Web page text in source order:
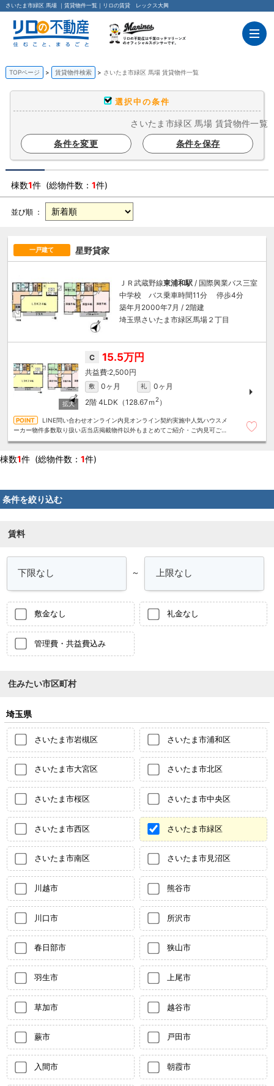
さいたま市緑区 馬場 ｜賃貸物件一覧｜リロの賃貸 レックス大興
TOPページ 賃貸物件検索 さいたま市緑区 馬場 賃貸物件一覧
選択中の条件
さいたま市緑区 馬場 賃貸物件一覧
条件を変更
条件を保存
棟数1件 (総物件数： 1件)
並び順 ：
一戸建て 星野貸家
ＪＲ武蔵野線東浦和駅 / 国際興業バス三室
中学校 バス乗車時間11分 停歩4分
築年月2000年7月 / 2階建
埼玉県さいたま市緑区馬場２丁目
C 15.5万円
2,500円
敷 0ヶ月 礼
0ヶ月
2階 4LDK（128.67ｍ 2）
LINE問い合わせオンライン内見オンライン契約実施中人気ハウスメ
ーカー物件多数取り扱い店当店掲載物件以外もまとめてご紹介・ご内見可ご予
棟数1件 (総物件数： 1件)
条件を絞り込む
賃料
～
敷金なし 礼金なし
管理費・共益費込み
住みたい市区町村
埼玉県
さいたま市岩槻区 さいたま市浦和区
さいたま市大宮区 さいたま市北区
さいたま市桜区 さいたま市中央区
さいたま市西区 さいたま市緑区
さいたま市南区 さいたま市見沼区
川越市 熊谷市
川口市 所沢市
春日部市 狭山市
羽生市 上尾市
草加市 越谷市
蕨市 戸田市
入間市 朝霞市